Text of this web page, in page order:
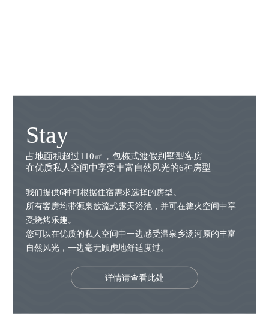
Stay
占地面积超过110㎡，包栋式渡假别墅型客房
在优质私人空间中享受丰富自然风光的6种房型
我们提供6种可根据住宿需求选择的房型。
所有客房均带源泉放流式露天浴池，并可在篝火空间中享
受烧烤乐趣。
您可以在优质的私人空间中一边感受温泉乡汤河原的丰富
自然风光，一边毫无顾虑地舒适度过。
详情请查看此处